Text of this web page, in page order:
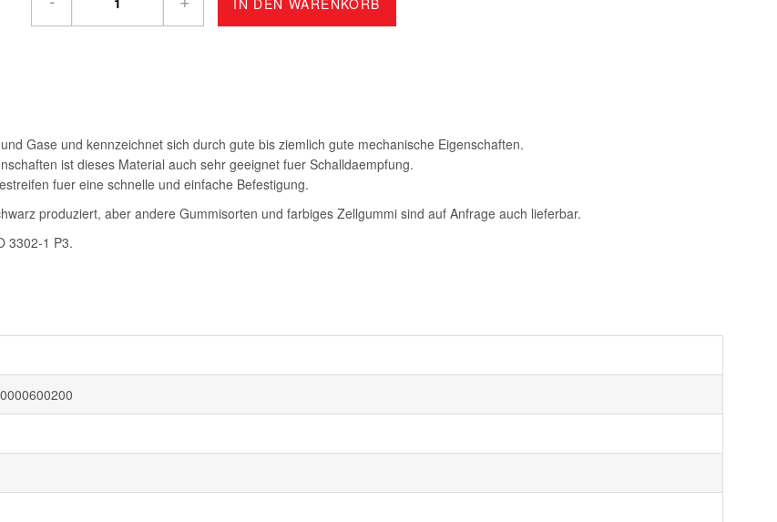
IN DEN WARENKORB
Gase und kennzeichnet sich durch gute bis ziemlich gute mechanische Eigenschaften.
ist dieses Material auch sehr geeignet fuer Schalldaempfung.
fuer eine schnelle und einfache Befestigung.
produziert, aber andere Gummisorten und farbiges Zellgummi sind auf Anfrage auch lieferbar.
3302-1 P3.